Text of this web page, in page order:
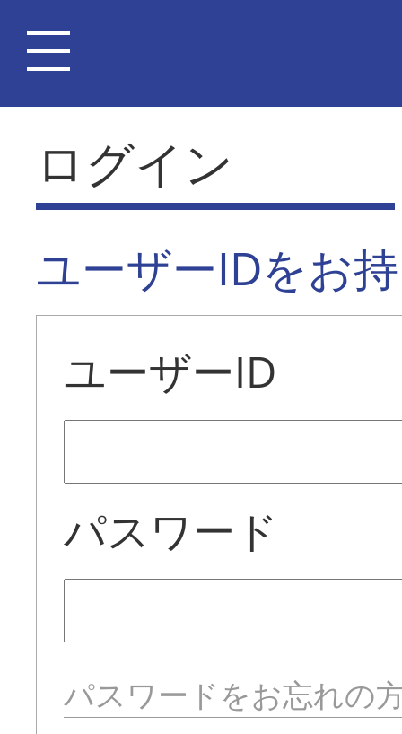
ログイン
ユーザーIDをお
ユーザーID
パスワード
パスワードをお忘れの